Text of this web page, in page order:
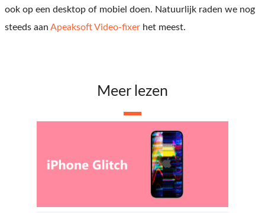
ook op een desktop of mobiel doen. Natuurlijk raden we nog
steeds aan Apeaksoft Video-fixer het meest.
Meer lezen